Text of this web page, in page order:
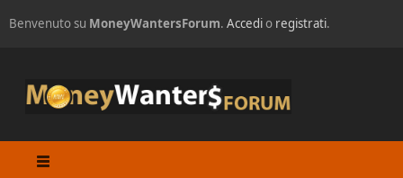
Benvenuto su MoneyWantersForum. Accedio registrati.